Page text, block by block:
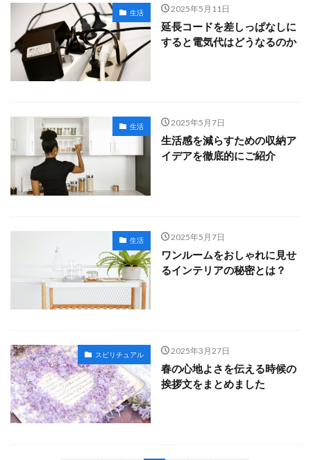
生活 2025年5月11日
延長コードを差しっぱなしに
すると電気代はどうなるのか
生活 2025年5月7日
生活感を減らすための収納ア
イデアを徹底的にご紹介
生活 2025年5月7日
ワンルームをおしゃれに見せ
るインテリアの秘密とは？
スピリチュアル 2025年3月27日
春の心地よさを伝える時候の
挨拶文をまとめました